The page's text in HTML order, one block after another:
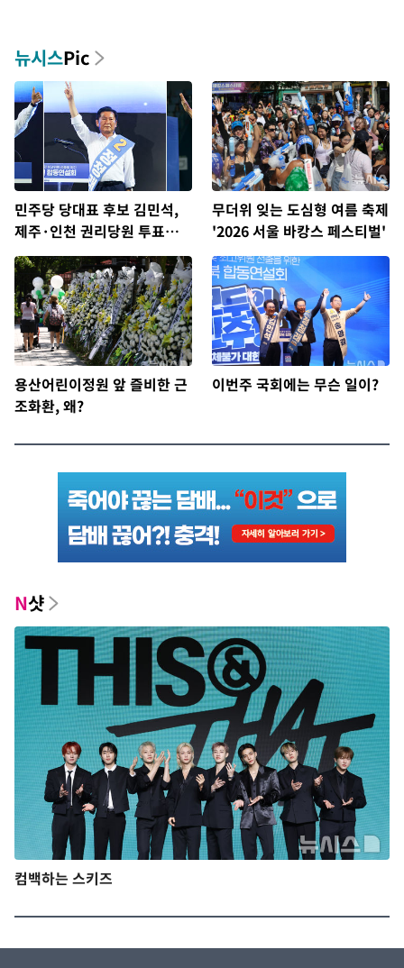
뉴시스Pic
민주당 당대표 후보 김민석,
제주·인천 권리당원 투표서
정청래에 승리
무더위 잊는 도심형 여름 축제
'2026 서울 바캉스 페스티벌'
용산어린이정원 앞 즐비한 근
조화환, 왜?
이번주 국회에는 무슨 일이?
N샷
컴백하는 스키즈